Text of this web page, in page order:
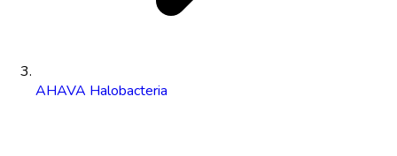
AHAVA Halobacteria